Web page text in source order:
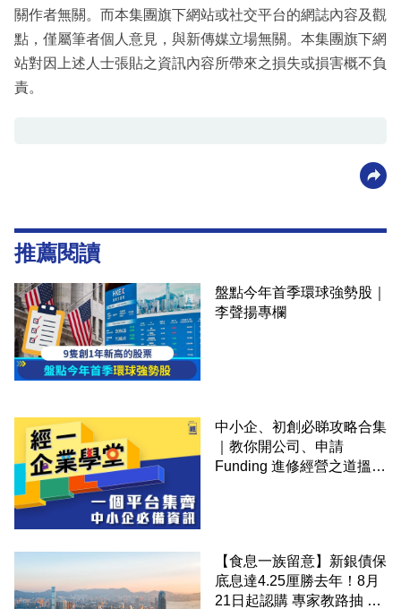
關作者無關。而本集團旗下網站或社交平台的網誌內容及觀
點，僅屬筆者個人意見，與新傳媒立場無關。本集團旗下網
站對因上述人士張貼之資訊內容所帶來之損失或損害概不負
責。
推薦閱讀
盤點今年首季環球強勢股｜
李聲揚專欄
中小企、初創必睇攻略合集
｜教你開公司、申請
Funding 進修經營之道搵大
【食息一族留意】新銀債保
底息達4.25厘勝去年！8月
21日起認購 專家教路抽 20